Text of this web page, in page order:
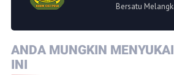
Bersatu
ANDA MUNGKIN
INI